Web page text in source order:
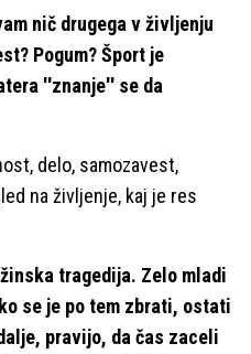
nič drugega v življenju
Pogum? Šport je
''znanje'' se da
delo, samozavest,
na življenje, kaj je res
tragedija. Zelo mladi
se je po tem zbrati, ostati
pravijo, da čas zaceli